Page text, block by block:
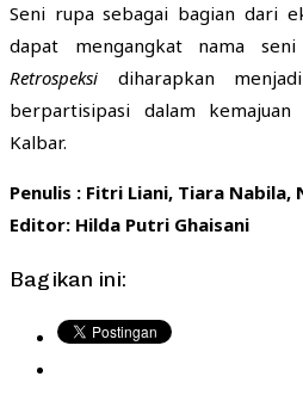
Seni rupa sebagai bagian dari
dapat mengangkat nama
Retrospeksi diharapkan
berpartisipasi dalam
Kalbar.
Penulis : Fitri Liani, Tiara Nabila,
Editor: Hilda Putri Ghaisani
Bagikan ini: